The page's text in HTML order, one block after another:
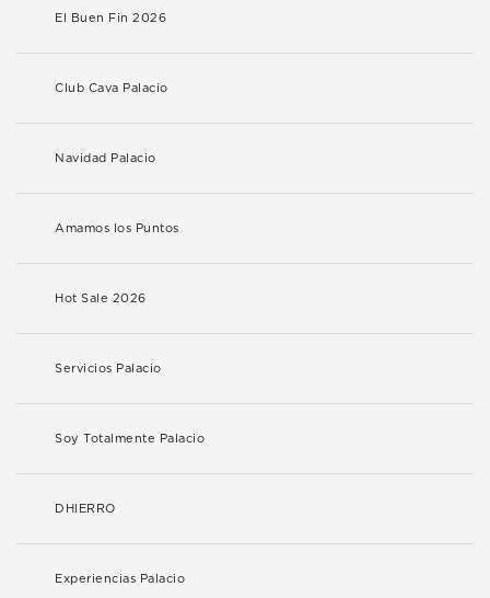
El Buen Fin 2026
Club Cava Palacio
Navidad Palacio
Amamos los Puntos
Hot Sale 2026
Servicios Palacio
Soy Totalmente Palacio
DHIERRO
Experiencias Palacio